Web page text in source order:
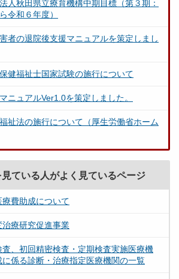
人秋田県立療育機構中期目標（第３期：
令和６年度）
者の退院後支援マニュアルを策定しまし
健福祉士国家試験の施行について
ニュアルVer1.0を策定しました。
祉法の施行について（厚生労働省ホーム
ている人がよく見ているページ
費助成について
療研究促進事業
、初回精密検査・定期検査実施医療機
係る診断・治療指定医療機関の一覧